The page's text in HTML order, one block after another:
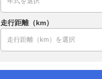
走行距離（km）